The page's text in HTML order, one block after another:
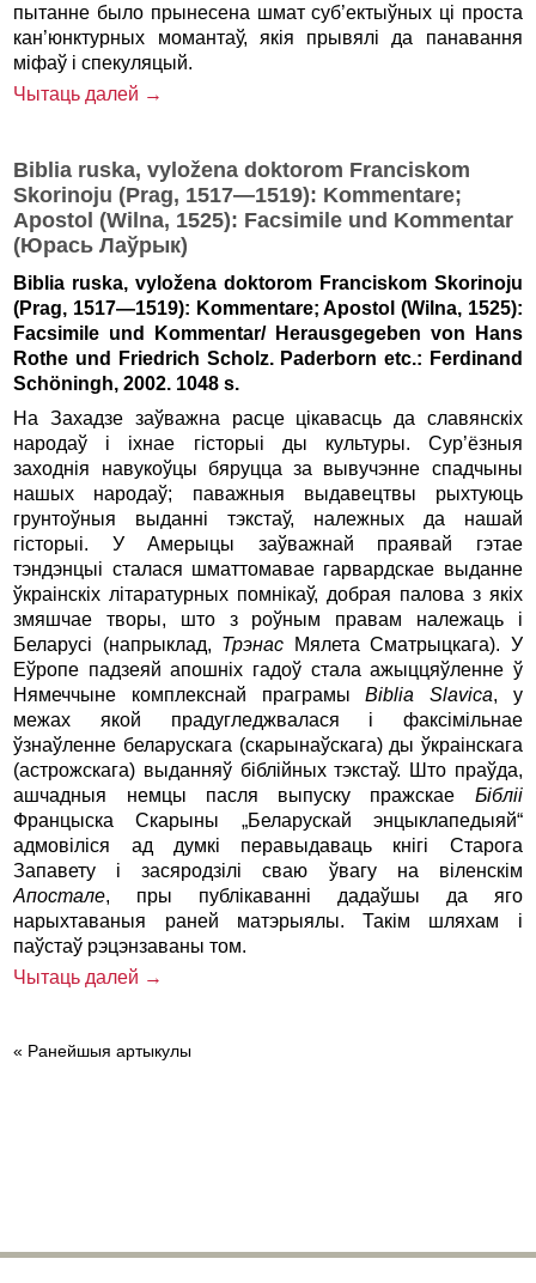
пытанне было прынесена шмат суб’ектыўных ці проста
кан’юнктурных момантаў, якія прывялі да панавання
міфаў і спекуляцый.
Чытаць далей →
Biblia ruska, vyložena doktorom Franciskom
Skorinoju (Prag, 1517—1519): Kommentare;
Apostol (Wilna, 1525): Facsimile und Kommentar
(Юрась Лаўрык)
Biblia ruska, vyložena doktorom Franciskom Skorinoju
(Prag, 1517—1519): Kommentare; Apostol (Wilna, 1525):
Facsimile und Kommentar/ Herausgegeben von Hans
Rothe und Friedrich Scholz. Paderborn etc.: Ferdinand
Schöningh, 2002. 1048 s.
На Захадзе заўважна расце цікавасць да славянскіх
народаў і іхнае гісторыі ды культуры. Сур’ёзныя
заходнія навукоўцы бяруцца за вывучэнне спадчыны
нашых народаў; паважныя выдавецтвы рыхтуюць
грунтоўныя выданні тэкстаў, належных да нашай
гісторыі. У Амерыцы заўважнай праявай гэтае
тэндэнцыі сталася шматтомавае гарвардскае выданне
ўкраінскіх літаратурных помнікаў, добрая палова з якіх
змяшчае творы, што з роўным правам належаць і
Беларусі (напрыклад, Трэнас Мялета Сматрыцкага). У
Еўропе падзеяй апошніх гадоў стала ажыццяўленне ў
Нямеччыне комплекснай праграмыBiblia Slavica, у
межах якой прадугледжвалася і факсімільнае
ўзнаўленне беларускага (скарынаўскага) ды ўкраінскага
(астрожскага) выданняў біблійных тэкстаў. Што праўда,
ашчадныя немцы пасля выпуску пражскае Бібліі
Францыска Скарыны „Беларускай энцыклапедыяй“
адмовіліся ад думкі перавыдаваць кнігі Старога
Запавету і засяродзілі сваю ўвагу на віленскім
Апостале, пры публікаванні дадаўшы да яго
нарыхтаваныя раней матэрыялы. Такім шляхам і
паўстаў рэцэнзаваны том.
Чытаць далей →
« Ранейшыя артыкулы